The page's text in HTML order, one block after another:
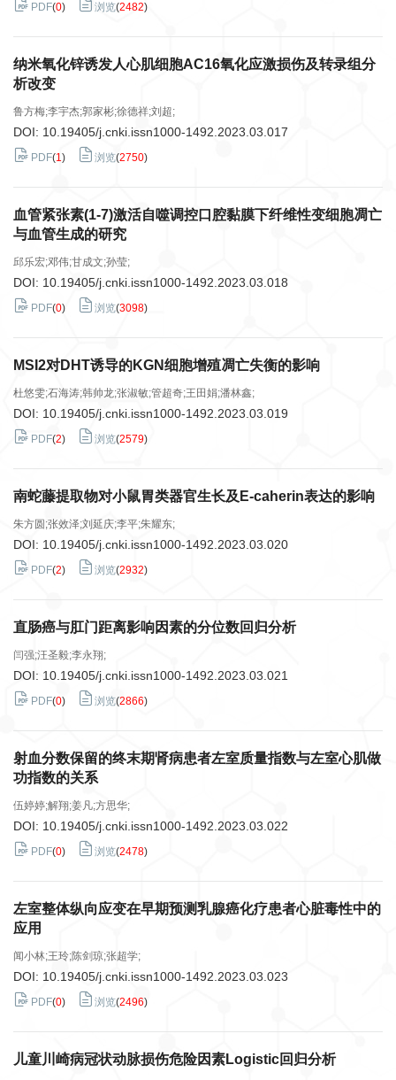
PDF(0) 浏览(2482)
纳米氧化锌诱发人心肌细胞AC16氧化应激损伤及转录组分
析改变
鲁方梅;李宇杰;郭家彬;徐德祥;刘超;
DOI: 10.19405/j.cnki.issn1000-1492.2023.03.017
PDF(1) 浏览(2750)
血管紧张素(1-7)激活自噬调控口腔黏膜下纤维性变细胞凋亡
与血管生成的研究
邱乐宏;邓伟;甘成文;孙莹;
DOI: 10.19405/j.cnki.issn1000-1492.2023.03.018
PDF(0) 浏览(3098)
MSI2对DHT诱导的KGN细胞增殖凋亡失衡的影响
杜悠雯;石海涛;韩帅龙;张淑敏;管超奇;王田娟;潘林鑫;
DOI: 10.19405/j.cnki.issn1000-1492.2023.03.019
PDF(2) 浏览(2579)
南蛇藤提取物对小鼠胃类器官生长及E-caherin表达的影响
朱方圆;张效泽;刘延庆;李平;朱耀东;
DOI: 10.19405/j.cnki.issn1000-1492.2023.03.020
PDF(2) 浏览(2932)
直肠癌与肛门距离影响因素的分位数回归分析
闫强;汪圣毅;李永翔;
DOI: 10.19405/j.cnki.issn1000-1492.2023.03.021
PDF(0) 浏览(2866)
射血分数保留的终末期肾病患者左室质量指数与左室心肌做
功指数的关系
伍婷婷;解翔;姜凡;方思华;
DOI: 10.19405/j.cnki.issn1000-1492.2023.03.022
PDF(0) 浏览(2478)
左室整体纵向应变在早期预测乳腺癌化疗患者心脏毒性中的
应用
闻小林;王玲;陈剑琼;张超学;
DOI: 10.19405/j.cnki.issn1000-1492.2023.03.023
PDF(0) 浏览(2496)
儿童川崎病冠状动脉损伤危险因素Logistic回归分析